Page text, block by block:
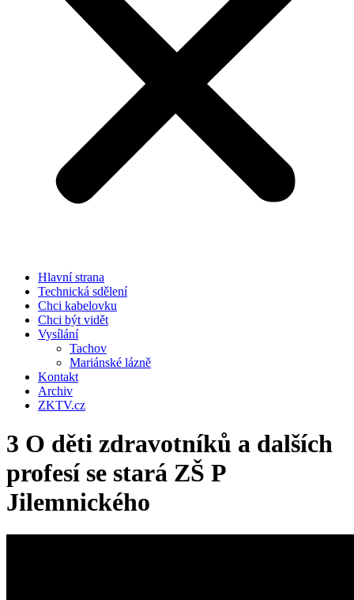
Hlavní strana
Technická sdělení
Chci kabelovku
Chci být vidět
Vysílání
Tachov
Mariánské lázně
Kontakt
Archiv
ZKTV.cz
3 O děti zdravotníků a dalších
profesí se stará ZŠ P
Jilemnického